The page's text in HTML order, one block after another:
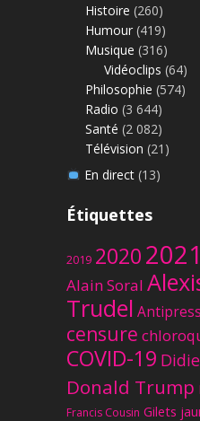
Histoire (260)
Humour (419)
Musique (316)
Vidéoclips (64)
Philosophie (574)
Radio (3 644)
Santé (2 082)
Télévision (21)
En direct(13)
Étiquettes
2019 20202021
Alain Soral
Trudel
censure
COVID-19
Donald Trump
Francis Cousin Gilets